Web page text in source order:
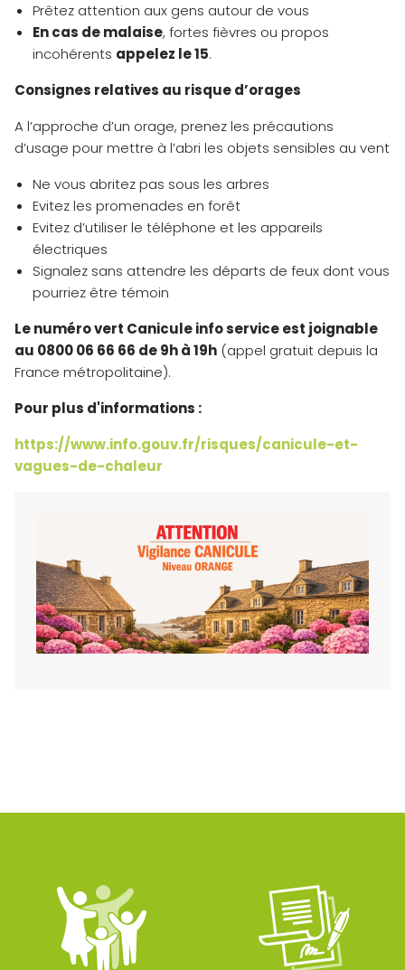
Prêtez attention aux gens autour de vous
En cas de malaise, fortes fièvres ou propos
incohérents appelez le 15.
Consignes relatives au risque d’orages
A l’approche d’un orage, prenez les précautions
d’usage pour mettre à l’abri les objets sensibles au vent
Ne vous abritez pas sous les arbres
Evitez les promenades en forêt
Evitez d’utiliser le téléphone et les appareils
électriques
Signalez sans attendre les départs de feux dont vous
pourriez être témoin
Le numéro vert Canicule info service est joignable
au 0800 06 66 66 de 9h à 19h (appel gratuit depuis la
France métropolitaine).
Pour plus d'informations :
https://www.info.gouv.fr/risques/canicule-et-
vagues-de-chaleur